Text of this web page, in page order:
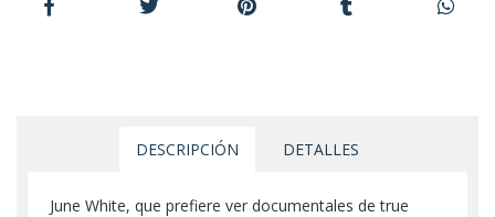
DESCRIPCIÓN DETALLES
June White, que prefiere ver documentales de true